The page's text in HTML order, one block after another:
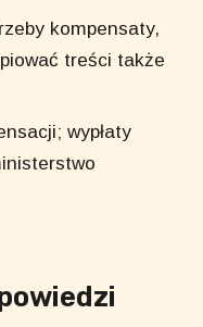
kompensaty,
treści także
wypłaty